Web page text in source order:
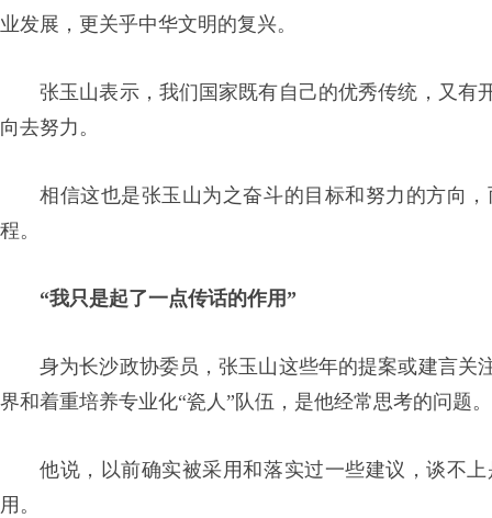
业发展，更关乎中华文明的复兴。
张玉山表示，我们国家既有自己的优秀传统，又有
向去努力。
相信这也是张玉山为之奋斗的目标和努力的方向
程。
“我只是起了一点传话的作用”
身为长沙政协委员，张玉山这些年的提案或建言关
界和着重培养专业化“瓷人”队伍，是他经常思考的问题。
他说，以前确实被采用和落实过一些建议，谈不
用。